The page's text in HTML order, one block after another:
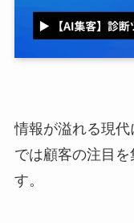
情報が溢れる現
では顧客の注目
す。